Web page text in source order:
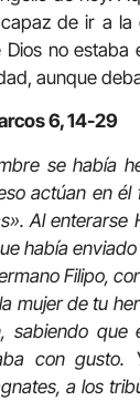
de ir a la
no
aunque
6, 14-29
se había
actúan en él
Al
había
Filipo,
mujer de tu
sabiendo
con
a los